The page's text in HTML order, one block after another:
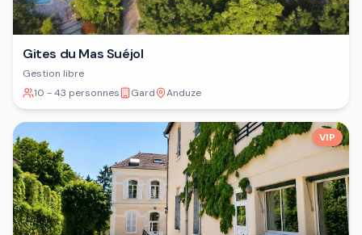
Gites du Mas Suéjol
Gestion libre
10 - 43 personnes
Gard Anduze
VIP